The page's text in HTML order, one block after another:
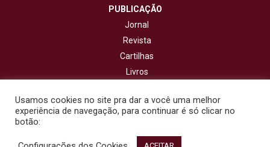
PUBLICAÇÃO
Jornal
Revista
Cartilhas
Livros
CONTATO
Usamos cookies no site pra dar a você uma melhor
experiência de navegação, para continuar é só clicar no
botão: